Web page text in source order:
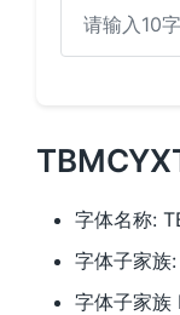
字体名称:
字体子家族
字体子家族